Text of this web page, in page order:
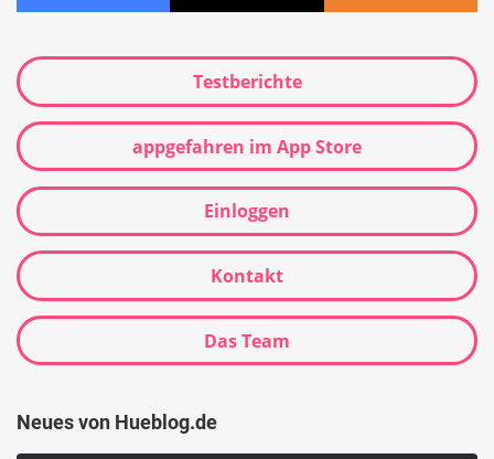
Testberichte
appgefahren im App Store
Einloggen
Kontakt
Das Team
Neues von Hueblog.de